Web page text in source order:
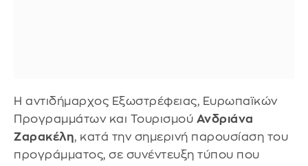
Η αντιδήμαρχος Εξωστρέφειας, Ευρωπαϊκών
Προγραμμάτων και Τουρισμού Ανδριάνα
Ζαρακέλη, κατά την σημερινή παρουσίαση του
προγράμματος, σε συνέντευξη τύπου που